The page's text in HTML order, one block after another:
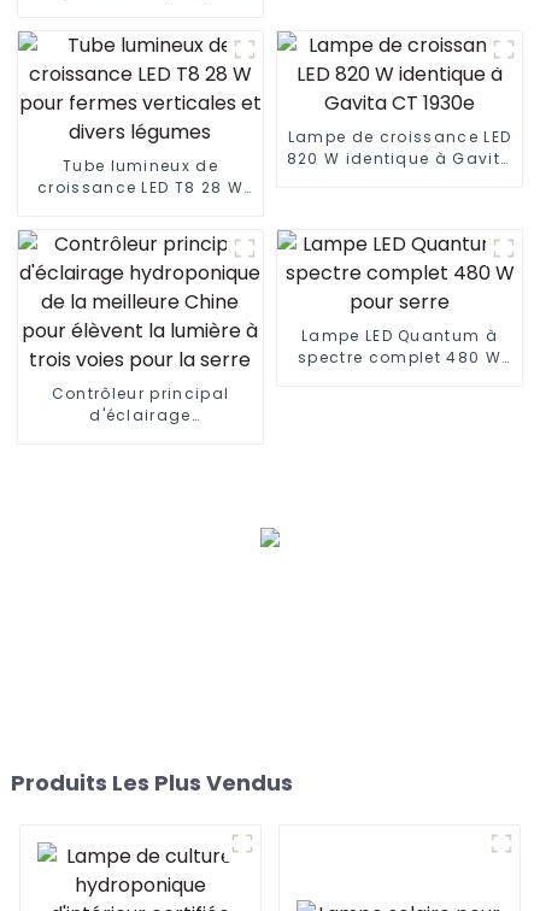
lumière rouge pour
légumes
Tube lumineux de
croissance LED T8 28 W
Lampe de croissance LED
820 W identique à Gavita
Contrôleur principal
d'éclairage
Lampe LED Quantum à
spectre complet 480 W
Produits Les Plus Vendus